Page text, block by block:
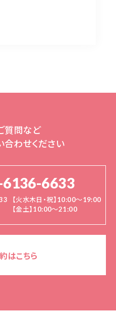
質問など
わせください
6633
【火水木日・祝】10:00～19:00
【金土】10:00〜21:00
はこちら